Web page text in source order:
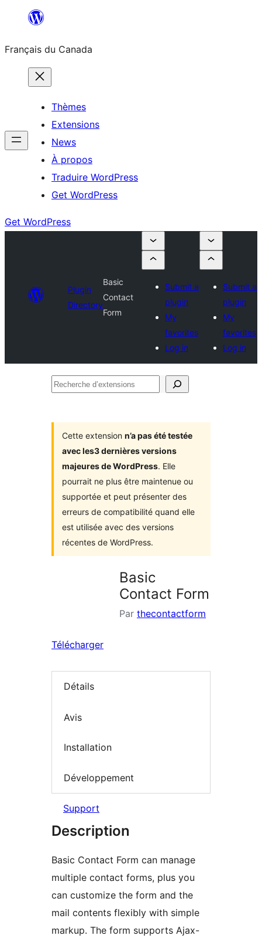
contenu
Français du Canada
Thèmes
Extensions
News
À propos
Traduire WordPress
Get WordPress
Get WordPress
Plugin
Directory
Basic
Contact
Form
Submit a
plugin
My
favorites
Log in
Submit a
plugin
My
favorites
Log in
Recherche
Cette extension n’a pas été testée
avec les3 dernières versions
majeures de WordPress. Elle
pourrait ne plus être maintenue ou
supportée et peut présenter des
erreurs de compatibilité quand elle
est utilisée avec des versions
récentes de WordPress.
Basic
Contact Form
Par thecontactform
Télécharger
Détails
Avis
Installation
Développement
Support
Description
Basic Contact Form can manage
multiple contact forms, plus you
can customize the form and the
mail contents flexibly with simple
markup. The form supports Ajax-